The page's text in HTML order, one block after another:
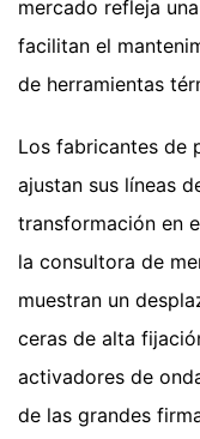
mercado refleja
facilitan el
de herramientas
Los fabricantes de
ajustan sus líneas
transformación en
la consultora de
muestran un
ceras de alta
activadores de
de las grandes